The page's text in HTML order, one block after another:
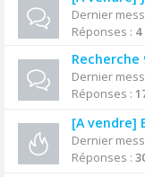
Dernier
Réponses : 4
Recherche
Dernier
Réponses :
[A vendre]
Dernier
Réponses :